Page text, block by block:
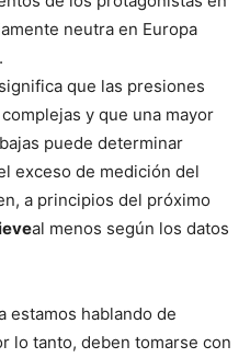
neutra en Europa
que las presiones
y que una mayor
puede determinar
exceso de medición del
a principios del próximo
al menos según los datos
estamos hablando de
lo tanto, deben tomarse con